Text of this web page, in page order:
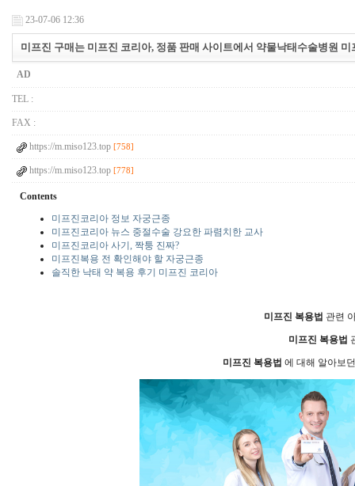
23-07-06 12:36
미프진 구매는 미프진 코리아, 정품 판매 사이트에서 약물낙태수술병원
AD
TEL :
FAX :
https://m.miso123.top [758]
https://m.miso123.top [778]
Contents
미프진코리아 정보 자궁근종
미프진코리아 뉴스 중절수술 강요한 파렴치한 교사
미프진코리아 사기, 짝퉁 진짜?
미프진복용 전 확인해야 할 자궁근종
솔직한 낙태 약 복용 후기 미프진 코리아
미­프진 복용법 관련
미­프진 복용법
미­프진 복용법 에 대해 알아보